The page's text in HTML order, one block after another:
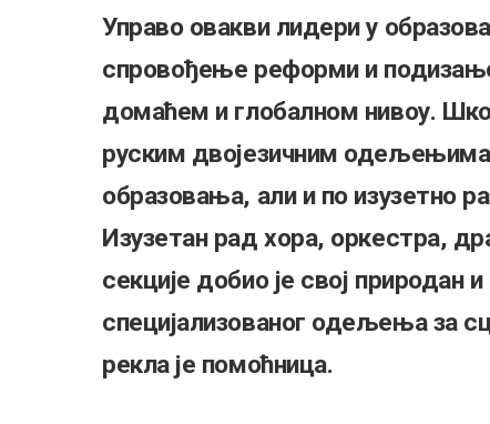
Управо овакви лидери у
спровођење реформи и
домаћем и глобалном нивоу.
руским двојезичним одељењима
образовања, али и по изузетно
Изузетан рад хора, оркестра,
секције добио је свој природан
специјализованог одељења за
рекла је помоћница.